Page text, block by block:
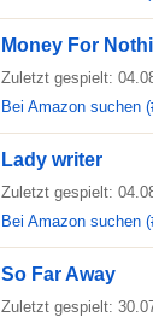
Money For
Zuletzt gespielt:
Bei Amazon suchen
Lady writer
Zuletzt gespielt:
Bei Amazon suchen
So Far Away
Zuletzt gespielt: